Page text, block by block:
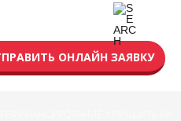
ОНЛАЙН ЗАЯВКУ